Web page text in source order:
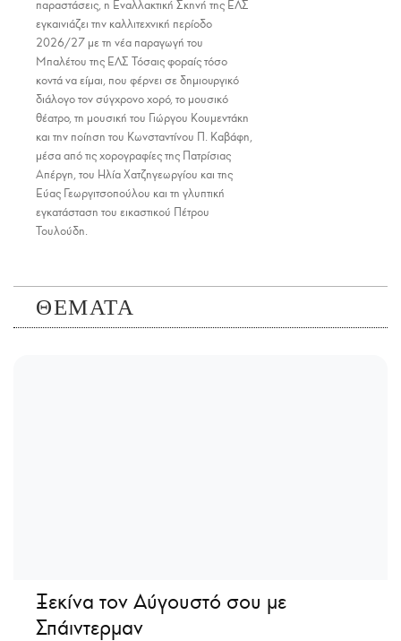
παραστάσεις, η Εναλλακτική Σκηνή της ΕΛΣ
εγκαινιάζει την καλλιτεχνική περίοδο
2026/27 με τη νέα παραγωγή του
Μπαλέτου της ΕΛΣ Τόσαις φοραίς τόσο
κοντά να είμαι, που φέρνει σε δημιουργικό
διάλογο τον σύγχρονο χορό, το μουσικό
θέατρο, τη μουσική του Γιώργου Κουμεντάκη
και την ποίηση του Κωνσταντίνου Π. Καβάφη,
μέσα από τις χορογραφίες της Πατρίσιας
Απέργη, του Ηλία Χατζηγεωργίου και της
Εύας Γεωργιτσοπούλου και τη γλυπτική
εγκατάσταση του εικαστικού Πέτρου
Τουλούδη.
ΘΕΜΑΤΑ
Ξεκίνα τον Αύγουστό σου με
Σπάιντερμαν